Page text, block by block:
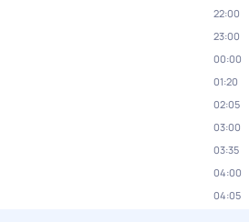
22:00
23:00
00:00
01:20
02:05
03:00
03:35
04:00
04:05